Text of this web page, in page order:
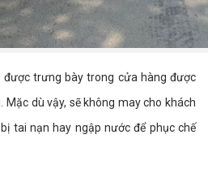
được trưng bày trong cửa hàng được
dù vậy, sẽ không may cho khách
tai nạn hay ngập nước để phục chế